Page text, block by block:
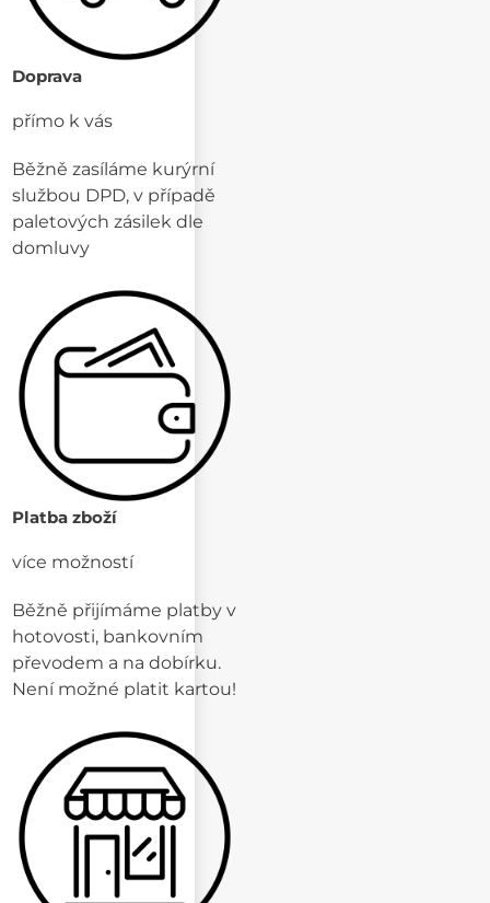
Doprava
přímo k vás
Běžně zasíláme kurýrní
službou DPD, v případě
paletových zásilek dle
domluvy
Platba zboží
více možností
Běžně přijímáme platby v
hotovosti, bankovním
převodem a na dobírku.
Není možné platit kartou!